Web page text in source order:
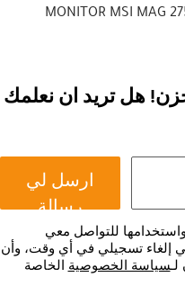
MONITOR MSI MAG
هل تريد ان نعلمك
ارسل لي
رسالة
للتواصل معي
إلغاء تسجيلي في أي وقت، وأن
سياسة الخصوصية الخاصة